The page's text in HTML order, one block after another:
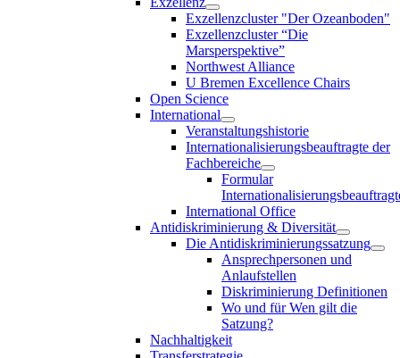
Exzellenzcluster "Der Ozeanboden"
Exzellenzcluster “Die
Marsperspektive”
Northwest Alliance
U Bremen Excellence Chairs
Open Science
International
Veranstaltungshistorie
Internationalisierungsbeauftragte der
Fachbereiche
Formular
International Office
Antidiskriminierung & Diversität
Die Antidiskriminierungssatzung
Ansprechpersonen und
Anlaufstellen
Diskriminierung Definitionen
Wo und für Wen gilt die
Satzung?
Nachhaltigkeit